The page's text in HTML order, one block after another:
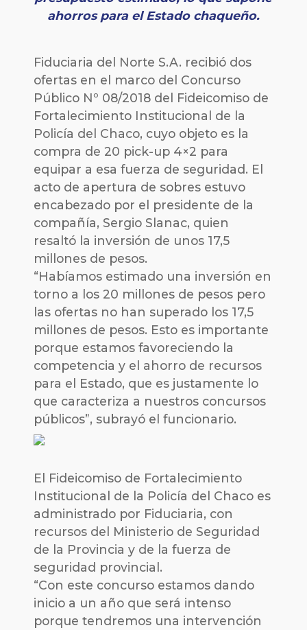
ahorros para el Estado chaqueño.
Fiduciaria del Norte S.A. recibió dos
ofertas en el marco del Concurso
Público Nº 08/2018 del Fideicomiso de
Fortalecimiento Institucional de la
Policía del Chaco, cuyo objeto es la
compra de 20 pick-up 4×2 para
equipar a esa fuerza de seguridad. El
acto de apertura de sobres estuvo
encabezado por el presidente de la
compañía, Sergio Slanac, quien
resaltó la inversión de unos 17,5
millones de pesos.
“Habíamos estimado una inversión en
torno a los 20 millones de pesos pero
las ofertas no han superado los 17,5
millones de pesos. Esto es importante
porque estamos favoreciendo la
competencia y el ahorro de recursos
para el Estado, que es justamente lo
que caracteriza a nuestros concursos
públicos”, subrayó el funcionario.
El Fideicomiso de Fortalecimiento
Institucional de la Policía del Chaco es
administrado por Fiduciaria, con
recursos del Ministerio de Seguridad
de la Provincia y de la fuerza de
seguridad provincial.
“Con este concurso estamos dando
inicio a un año que será intenso
porque tendremos una intervención